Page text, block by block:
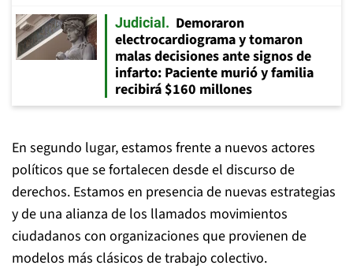
Judicial
Demoraron
electrocardiograma y tomaron
malas decisiones ante signos de
infarto: Paciente murió y familia
recibirá $160 millones
En segundo lugar, estamos frente a nuevos actores
políticos que se fortalecen desde el discurso de
derechos. Estamos en presencia de nuevas estrategias
y de una alianza de los llamados movimientos
ciudadanos con organizaciones que provienen de
modelos más clásicos de trabajo colectivo.